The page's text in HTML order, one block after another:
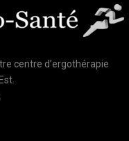
centre d’ergothérapie